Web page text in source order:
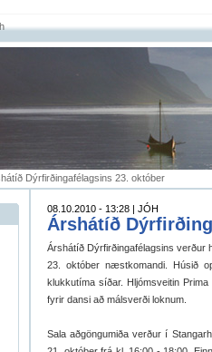
Dýrfirðingafélagsins 23. október
08.10.2010 - 13:28 | JÓH
Árshátíð
Árshátíð Dýrfirðingafélagsins verður
23. október næstkomandi. Húsið
klukkutíma síðar. Hljómsveitin
fyrir dansi að málsverði loknum.
Sala aðgöngumiða verður í